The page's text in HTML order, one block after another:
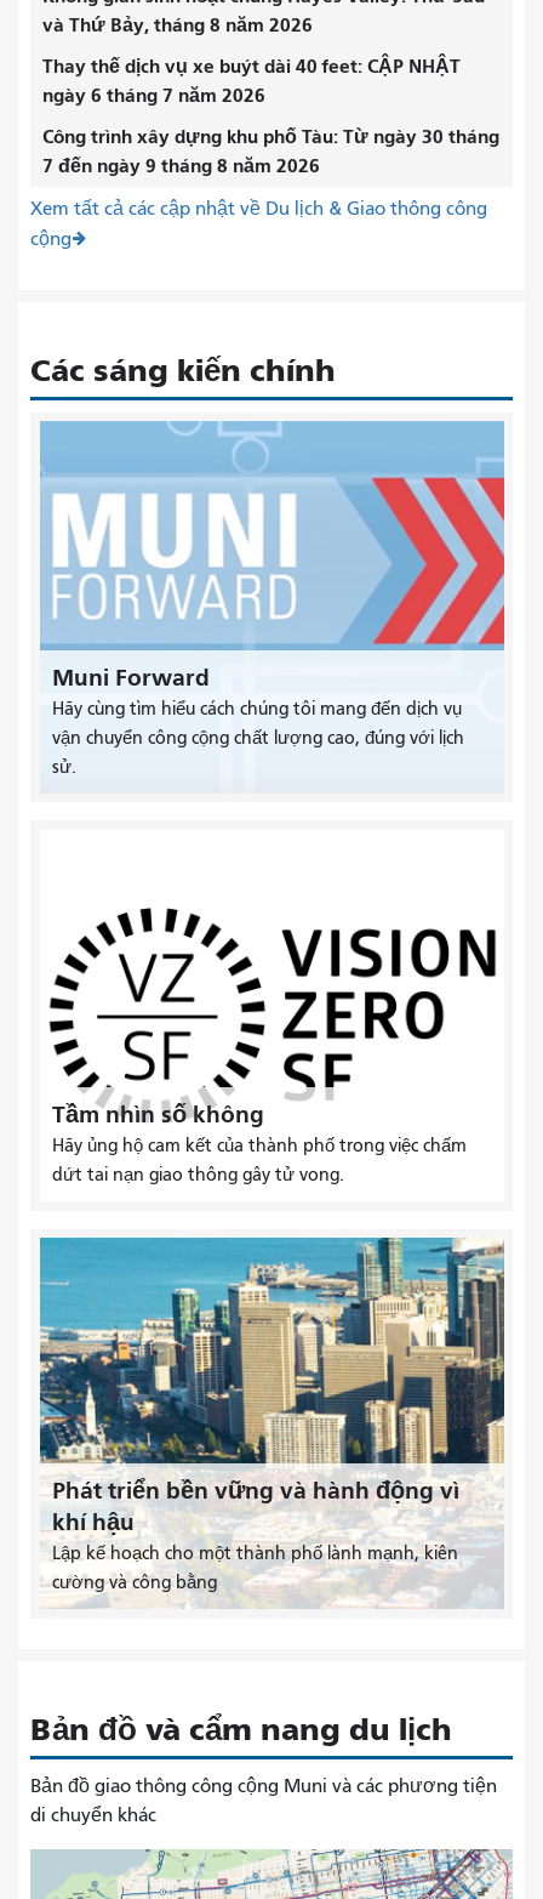
và Thứ Bảy, tháng 8 năm 2026
Thay thế dịch vụ xe buýt dài 40 feet: CẬP NHẬT
ngày 6 tháng 7 năm 2026
Công trình xây dựng khu phố Tàu: Từ ngày 30 tháng
7 đến ngày 9 tháng 8 năm 2026
Xem tất cả các cập nhật về Du lịch & Giao thông công
cộng
Các sáng kiến ​​chính
Muni Forward
Hãy cùng tìm hiểu cách chúng tôi mang đến dịch vụ
vận chuyển công cộng chất lượng cao, đúng với lịch
sử.
Tầm nhìn số không
Hãy ủng hộ cam kết của thành phố trong việc chấm
dứt tai nạn giao thông gây tử vong.
Phát triển bền vững và hành động vì
khí hậu
Lập kế hoạch cho một thành phố lành mạnh, kiên
cường và công bằng
Bản đồ và cẩm nang du lịch
Bản đồ giao thông công cộng Muni và các phương tiện
di chuyển khác